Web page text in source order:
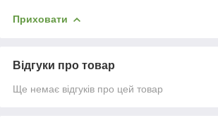
Приховати
Відгуки про товар
Ще немає відгуків про цей товар